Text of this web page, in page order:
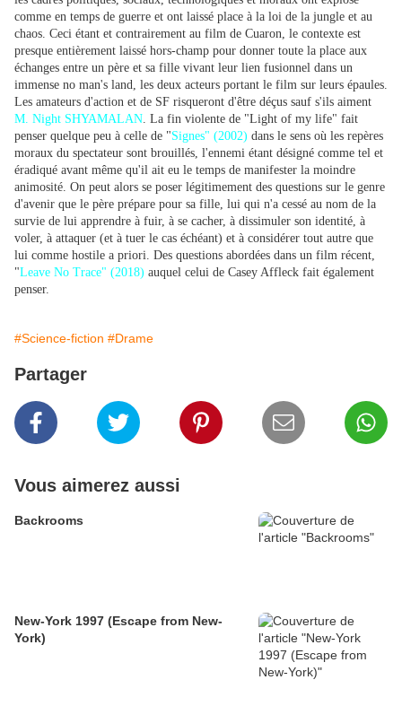
comme en temps de guerre et ont laissé place à la loi de la jungle et au
chaos. Ceci étant et contrairement au film de Cuaron, le contexte est
presque entièrement laissé hors-champ pour donner toute la place aux
échanges entre un père et sa fille vivant leur lien fusionnel dans un
immense no man's land, les deux acteurs portant le film sur leurs épaules.
Les amateurs d'action et de SF risqueront d'être déçus sauf s'ils aiment
M. Night SHYAMALAN. La fin violente de "Light of my life" fait
penser quelque peu à celle de "Signes" (2002) dans le sens où les repères
moraux du spectateur sont brouillés, l'ennemi étant désigné comme tel et
éradiqué avant même qu'il ait eu le temps de manifester la moindre
animosité. On peut alors se poser légitimement des questions sur le genre
d'avenir que le père prépare pour sa fille, lui qui n'a cessé au nom de la
survie de lui apprendre à fuir, à se cacher, à dissimuler son identité, à
voler, à attaquer (et à tuer le cas échéant) et à considérer tout autre que
lui comme hostile a priori. Des questions abordées dans un film récent,
"Leave No Trace" (2018) auquel celui de Casey Affleck fait également
penser.
#Science-fiction #Drame
Partager
Vous aimerez aussi
Backrooms
New-York 1997 (Escape from New-
York)